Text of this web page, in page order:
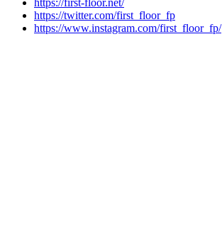
https://first-floor.net/
https://twitter.com/first_floor_fp
https://www.instagram.com/first_floor_fp/